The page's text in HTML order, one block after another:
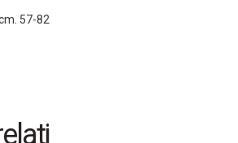
57-82